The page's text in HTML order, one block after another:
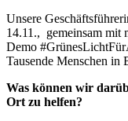
Unsere
14.11., gemeinsam mit
Demo
Tausende Menschen in
Was können wir
Ort zu helfen?